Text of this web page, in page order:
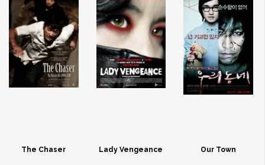
The Chaser Lady Vengeance Our Town